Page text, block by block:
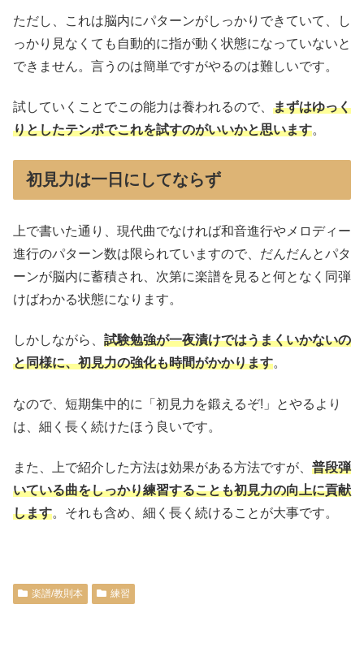
ただし、これは脳内にパターンがしっかりできていて、し
っかり見なくても自動的に指が動く状態になっていないと
できません。言うのは簡単ですがやるのは難しいです。
試していくことでこの能力は養われるので、 まずはゆっく
りとしたテンポでこれを試すのがいいかと思います。
初見力は一日にしてならず
上で書いた通り、現代曲でなければ和音進行やメロディー
進行のパターン数は限られていますので、だんだんとパタ
ーンが脳内に蓄積され、次第に楽譜を見ると何となく同弾
けばわかる状態になります。
しかしながら、 試験勉強が一夜漬けではうまくいかないの
と同様に、初見力の強化も時間がかかります。
なので、短期集中的に「初見力を鍛えるぞ!」とやるより
は、細く長く続けたほう良いです。
また、上で紹介した方法は効果がある方法ですが、 普段弾
いている曲をしっかり練習することも初見力の向上に貢献
します。それも含め、細く長く続けることが大事です。
楽譜/教則本 練習